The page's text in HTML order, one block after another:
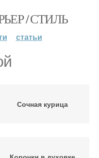
/ СТИЛЬ
статьи
Сочная курица